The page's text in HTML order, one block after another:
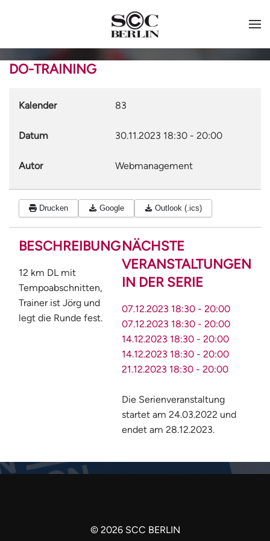
DO-TRAINING
Kalender 83
Datum 30.11.2023 18:30 - 20:00
Autor Webmanagement
Drucken Google Outlook (.ics)
BESCHREIBUNG
12 km DL mit
Tempoabschnitten,
Trainer ist Jörg und
legt die Runde fest.
NÄCHSTE
VERANSTALTUNGEN
IN DER SERIE
07.12.2023 18:30 - 20:00
07.12.2023 18:30 - 20:00
14.12.2023 18:30 - 20:00
14.12.2023 18:30 - 20:00
21.12.2023 18:30 - 20:00
Die Serienveranstaltung
startet am 24.03.2022 und
endet am 28.12.2023.
© 2026SCC BERLIN